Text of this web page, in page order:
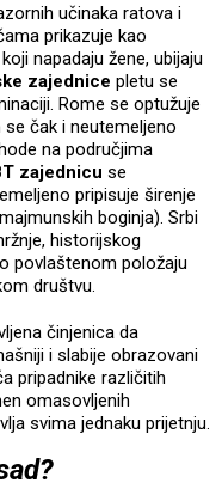
učinaka ratova i
prikazuje kao
napadaju žene, ubijaju
zajednice pletu se
Rome se optužuje
čak i neutemeljeno
na područjima
zajednicu se
pripisuje širenje
boginja). Srbi
historijskog
povlaštenom položaju
društvu.
činjenica da
i slabije obrazovani
pripadnike različitih
omasovljenih
svima jednaku prijetnju.